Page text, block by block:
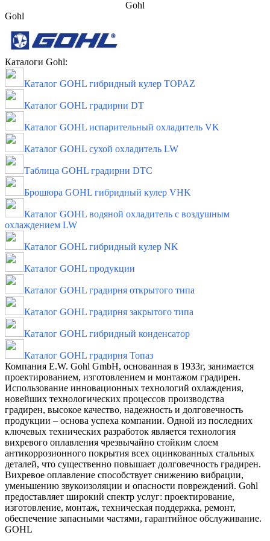
Gohl
Gohl
Каталоги Gohl:
Каталог GOHL гибридный кулер TOPAZ
Каталог GOHL градирни DT
Каталог GOHL испарительный охладитель VK
Каталог GOHL сухой охладитель LW
Таблица GOHL градирни DTC
Брошюра GOHL гибридный кулер VHK
Каталог GOHL водяной охладитель с воздушным
охлаждением LW
Каталог GOHL гибридный кулер NK
Каталог GOHL продукции
Каталог GOHL градирня открытого типа
Каталог GOHL градирня закрытого типа
Каталог GOHL гибридный конденсатор
Каталог GOHL градирня Топаз
Компания E.W. Gohl GmbH, основанная в 1933г, занимается
проектированием, изготовлением и монтажом градирен.
Использование инновационных технологий охлаждения,
новейших технологических процессов производства
градирен, высокое качество, надежность и долговечность
продукции – основа успеха компании. Одной из последних
ключевых технических разработок является технология
вихревого оплавления чрезвычайно стойким слоем
антикоррозионного покрытия всех оцинкованных стальных
деталей, что существенно повышает долговечность градирен.
Вихревое оплавление способствует снижению вибрации,
уменьшению звукоизоляции и опасности повреждений. Gohl
предоставляет широкий спектр услуг: проектирование,
изготовление, монтаж, техническая поддержка, ремонт,
обеспечение запасными частями, гарантийное обслуживание.
GOHL